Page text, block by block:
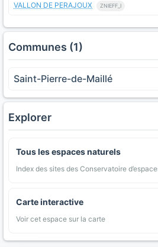
VALLON DE PERAJOUX ZNIEFF_I
Communes (1)
Saint-Pierre-de-Maillé
Explorer
Tous les espaces naturels
Index des sites des Conservatoire
Carte interactive
Voir cet espace sur la carte